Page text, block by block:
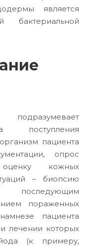
является
бактериальной
подразумевает
поступления
пациента
опрос
оценку кожных
– биопсию
пораженных
пациента
лечении которых
(к примеру,